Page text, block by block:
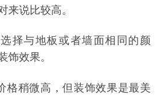
来说比较高。
择与地板或者墙面相同的颜
饰效果。
格稍微高，但装饰效果是最美